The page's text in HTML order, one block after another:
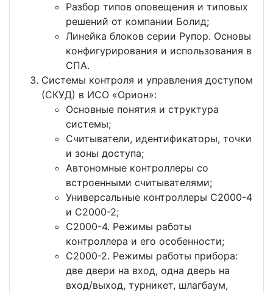
Разбор типов оповещения и типовых
решений от компании Болид;
Линейка блоков серии Рупор. Основы
конфигурирования и использования в
СПА.
Системы контроля и управления доступом
(СКУД) в ИСО «Орион»:
Основные понятия и структура
системы;
Считыватели, идентификаторы, точки
и зоны доступа;
Автономные контроллеры со
встроенными считывателями;
Универсальные контроллеры С2000-4
и С2000-2;
С2000-4. Режимы работы
контроллера и его особенности;
С2000-2. Режимы работы прибора:
две двери на вход, одна дверь на
вход/выход, турникет, шлагбаум,